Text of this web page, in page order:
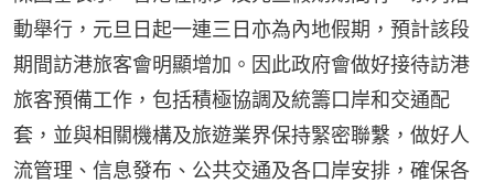
動舉行，元旦日起一連三日亦為內地假期，預計該段
期間訪港旅客會明顯增加。因此政府會做好接待訪港
旅客預備工作，包括積極協調及統籌口岸和交通配
套，並與相關機構及旅遊業界保持緊密聯繫，做好人
流管理、信息發布、公共交通及各口岸安排，確保各